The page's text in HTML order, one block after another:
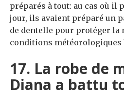
préparés à tout: au cas où il
jour, ils avaient préparé un
de dentelle pour protéger la
conditions météorologiques
17. La robe de
Diana a battu